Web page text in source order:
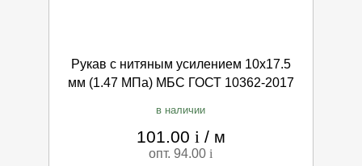
Рукав с нитяным усилением 10х17.5
мм (1.47 МПа) МБС ГОСТ 10362-2017
в наличии
101.00 i / м
опт. 94.00i